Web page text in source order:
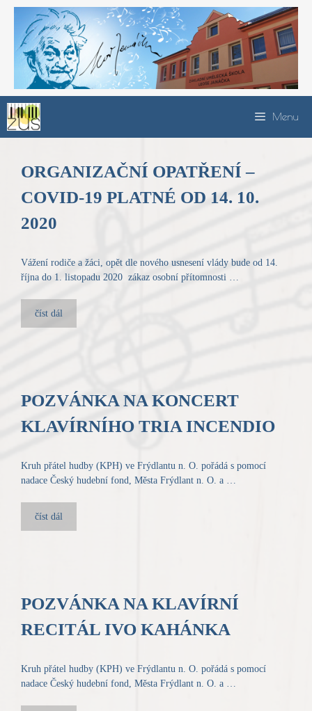
Přeskočit
Menu
ORGANIZAČNÍ OPATŘENÍ –
COVID-19 PLATNÉ OD 14. 10.
2020
Vážení rodiče a žáci, opět dle nového usnesení vlády bude od 14.
října do 1. listopadu 2020 zákaz osobní přítomnosti …
číst dál
POZVÁNKA NA KONCERT
KLAVÍRNÍHO TRIA INCENDIO
Kruh přátel hudby (KPH) ve Frýdlantu n. O. pořádá s pomocí
nadace Český hudební fond, Města Frýdlant n. O. a …
číst dál
POZVÁNKA NA KLAVÍRNÍ
RECITÁL IVO KAHÁNKA
Kruh přátel hudby (KPH) ve Frýdlantu n. O. pořádá s pomocí
nadace Český hudební fond, Města Frýdlant n. O. a …